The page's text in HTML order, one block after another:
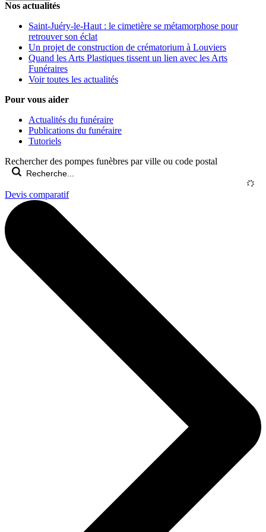
Nos actualités
Saint-Juéry-le-Haut : le cimetière se métamorphose pour
retrouver son éclat
Un projet de construction de crématorium à Louviers
Quand les Arts Plastiques tissent un lien avec les Arts
Funéraires
Voir toutes les actualités
Pour vous aider
Actualités du funéraire
Publications du funéraire
Tutoriels
Rechercher des pompes funèbres par ville ou code postal
Devis comparatif